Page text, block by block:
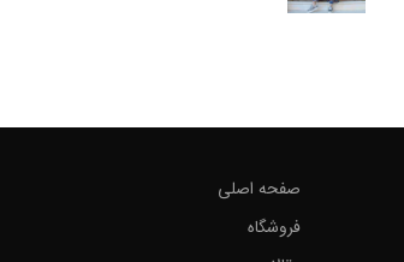
صفحه اصلی
فروشگاه